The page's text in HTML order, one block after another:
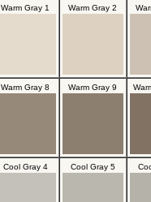
Warm Gray 1 Warm Gray 2
Warm Gray 8 Warm Gray 9
Cool Gray 4 Cool Gray 5